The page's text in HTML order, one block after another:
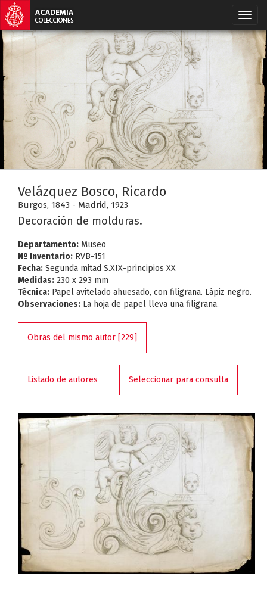
Velázquez Bosco, Ricardo
Burgos, 1843 - Madrid, 1923
Decoración de molduras.
Departamento: Museo
Nº Inventario: RVB-151
Fecha: Segunda mitad S.XIX-principios XX
Medidas: 230 x 293 mm
Técnica: Papel avitelado ahuesado, con filigrana. Lápiz negro.
Observaciones: La hoja de papel lleva una filigrana.
Obras del mismo autor [229]
Listado de autores Seleccionar para consulta